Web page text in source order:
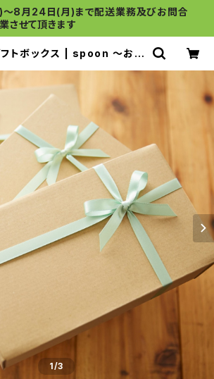
8月24日(月)まで配送業務及びお問合
させて頂きます
トボックス | spoon ～おう
1/3